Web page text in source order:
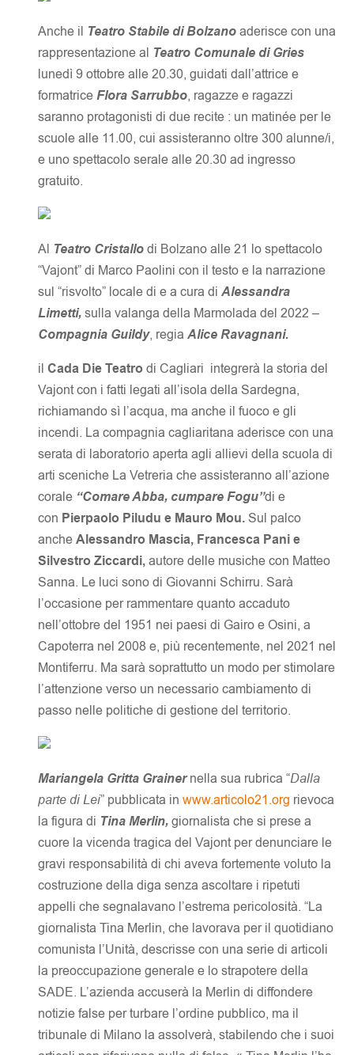
Anche il Teatro Stabile di Bolzanoaderisce con una
rappresentazione al Teatro Comunale di Gries
lunedì 9 ottobre alle 20.30, guidati dall’attrice e
formatriceFlora Sarrubbo, ragazze e ragazzi
saranno protagonisti di due recite : un matinée per le
scuole alle 11.00, cui assisteranno oltre 300 alunne/i,
e uno spettacolo serale alle 20.30 ad ingresso
gratuito.
Al Teatro Cristallodi Bolzano alle 21 lo spettacolo
“Vajont” di Marco Paolini con il testo e la narrazione
sul “risvolto” locale di e a cura di Alessandra
Limetti,sulla valanga della Marmolada del 2022 –
Compagnia Guildy, regia Alice Ravagnani.
il Cada Die Teatrodi Cagliari integrerà la storia del
Vajont con i fatti legati all’isola della Sardegna,
richiamando sì l’acqua, ma anche il fuoco e gli
incendi. La compagnia cagliaritana aderisce con una
serata di laboratorio aperta agli allievi della scuola di
arti sceniche La Vetreria che assisteranno all’azione
corale “Comare Abba, cumpare Fogu”di e
con Pierpaolo Piludu e Mauro Mou.Sul palco
ancheAlessandro Mascia, Francesca Pani e
Silvestro Ziccardi,autore delle musiche con Matteo
Sanna. Le luci sono di Giovanni Schirru. Sarà
l’occasione per rammentare quanto accaduto
nell’ottobre del 1951 nei paesi di Gairo e Osini, a
Capoterra nel 2008 e, più recentemente, nel 2021 nel
Montiferru. Ma sarà soprattutto un modo per stimolare
l’attenzione verso un necessario cambiamento di
passo nelle politiche di gestione del territorio.
Mariangela Gritta Grainernella sua rubrica “Dalla
parte di Lei” pubblicata in www.articolo21.org rievoca
la figura di Tina Merlin,giornalista che si prese a
cuore la vicenda tragica del Vajont per denunciare le
gravi responsabilità di chi aveva fortemente voluto la
costruzione della diga senza ascoltare i ripetuti
appelli che segnalavano l’estrema pericolosità. “La
giornalista Tina Merlin, che lavorava per il quotidiano
comunista l’Unità, descrisse con una serie di articoli
la preoccupazione generale e lo strapotere della
SADE. L’azienda accuserà la Merlin di diffondere
notizie false per turbare l’ordine pubblico, ma il
tribunale di Milano la assolverà, stabilendo che i suoi